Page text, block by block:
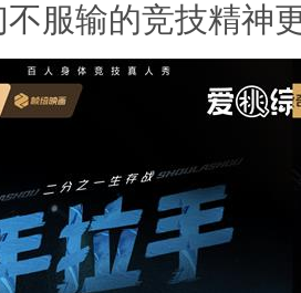
服输的竞技精神